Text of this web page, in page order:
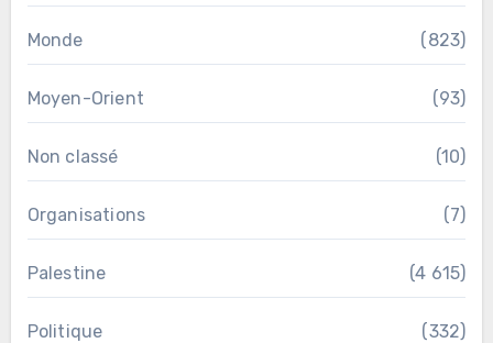
Monde (823)
Moyen-Orient (93)
Non classé (10)
Organisations (7)
Palestine (4 615)
Politique (332)